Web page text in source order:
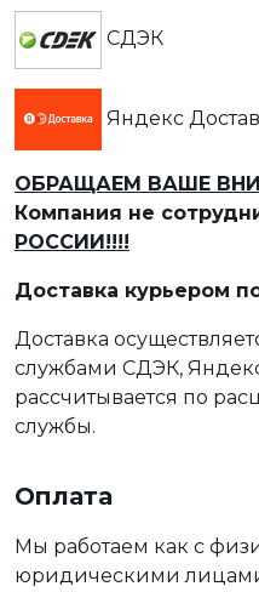
СДЭК
Яндекс
ОБРАЩАЕМ ВАШЕ
Компания не
РОССИИ!!!!
Доставка курьером
Доставка
службами СДЭК,
рассчитывается по
службы.
Оплата
Мы работаем как с
юридическими